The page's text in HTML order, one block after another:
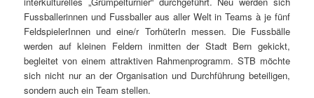
Fussballerinnen und Fussballer aus aller Welt in Teams à je fünf
FeldspielerInnen und eine/r TorhüterIn messen. Die Fussbälle
werden auf kleinen Feldern inmitten der Stadt Bern gekickt,
begleitet von einem attraktiven Rahmenprogramm. STB möchte
sich nicht nur an der Organisation und Durchführung beteiligen,
sondern auch ein Team stellen.